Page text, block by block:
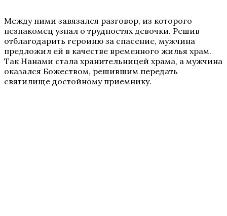
Между ними завязался разговор, из которого
незнакомец узнал о трудностях девочки. Решив
отблагодарить героиню за спасение, мужчина
предложил ей в качестве временного жилья храм.
Так Нанами стала хранительницей храма, а мужчина
оказался Божеством, решившим передать
святилище достойному приемнику.